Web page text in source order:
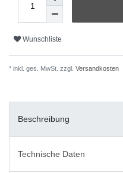
Wunschliste
* inkl. ges. MwSt. zzgl. Versandkosten
Beschreibung
Technische Daten